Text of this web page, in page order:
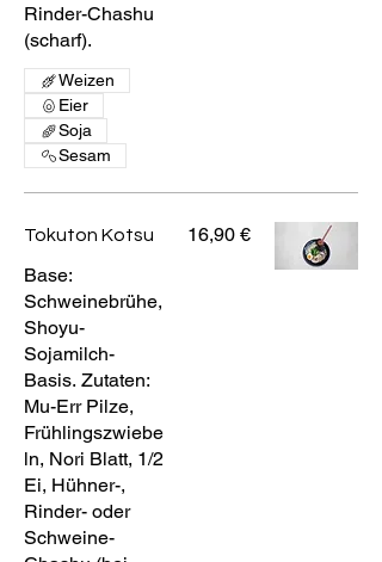
Rinder-Chashu
(scharf).
Weizen
Eier
Soja
Sesam
Tokuton Kotsu
Base:
Schweinebrühe,
Shoyu-
Sojamilch-
Basis. Zutaten:
Mu-Err Pilze,
Frühlingszwiebe
ln, Nori Blatt, 1/2
Ei, Hühner-,
Rinder- oder
Schweine-
16,90 €